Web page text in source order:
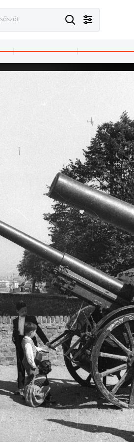
· Balatonszéplak,Siófok
23. utca (November 7. út) 18.
1960
· Gölnicbánya
ulica, balra a Gölnic-patak kőhídja, mögötte a Városháza tornya. Jobbra a katolikus templom.
1960